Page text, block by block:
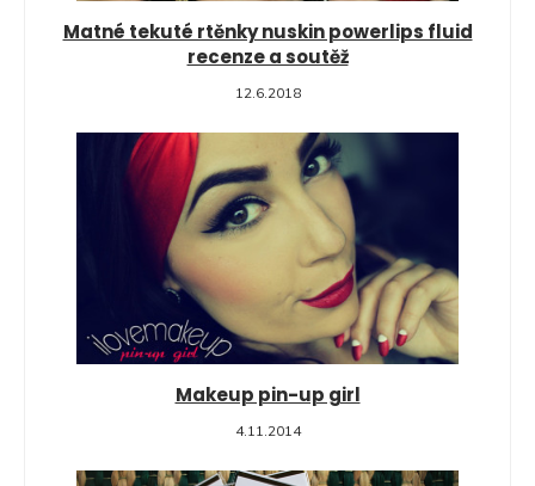
Matné tekuté rtěnky nuskin powerlips fluid
recenze a soutěž
12.6.2018
Makeup pin-up girl
4.11.2014